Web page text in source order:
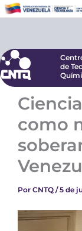
al
de
de
como
Por CNTQ /5 de